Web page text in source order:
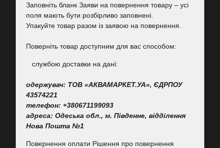
Заповніть бланк Заяви на повернення товару – усі
поля мають бути розбірливо заповнені.
Упакуйте товар разом із заявою на повернення.
Поверніть товар доступним для вас способом:
cлужбою доставки на дані:
одержувач: ТОВ «АКВАМАРКЕТ.УА», ЄДРПОУ
43574221
телефон: +380671199093
адреса: Одеська обл., м. Південне, відділення
Нова Пошта №1
Повернення оплати Рішення про повернення